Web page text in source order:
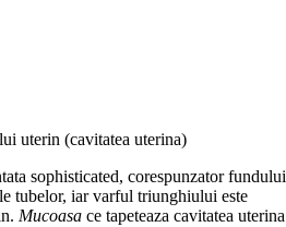
uterin (cavitatea uterina)
sophisticated, corespunzator fundului
tubelor, iar varful triunghiului este
Mucoasa ce tapeteaza cavitatea uterina